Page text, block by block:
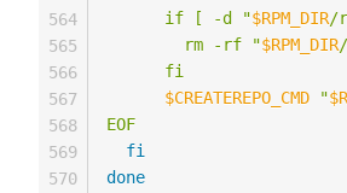
      if [ -d "
$RPM_DIR/
        rm -rf "
$RPM_DIR
      fi
$CREATEREPO_CMD "
EOF
fi
done
564
565
566
567
568
569
570